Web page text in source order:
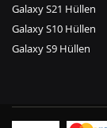
Galaxy S21 Hüllen
Galaxy S10 Hüllen
Galaxy S9 Hüllen